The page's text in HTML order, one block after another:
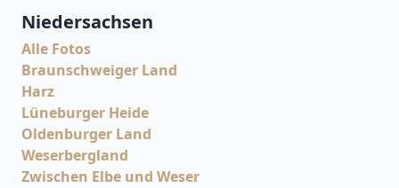
Niedersachsen
Alle Fotos
Braunschweiger Land
Harz
Lüneburger Heide
Oldenburger Land
Weserbergland
Zwischen Elbe und Weser